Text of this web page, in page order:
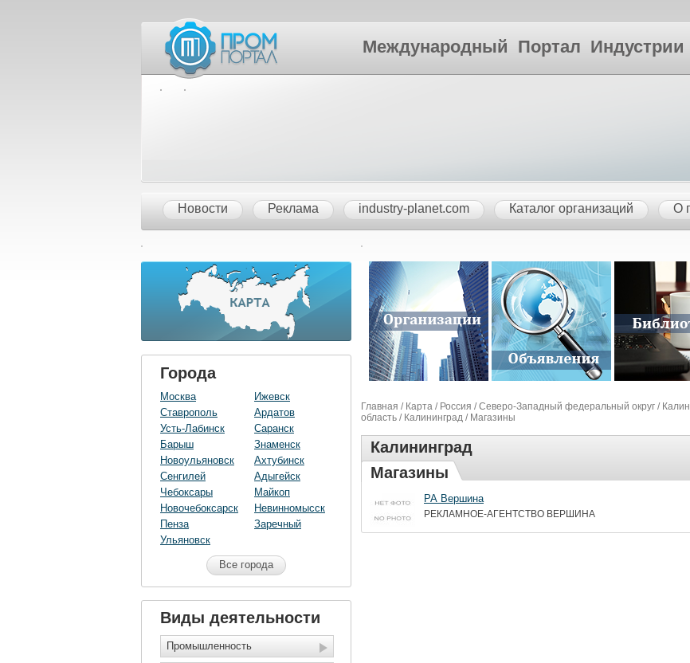
Международный Портал Индустрии
Новости Реклама industry-planet.com Каталог организаций О
Города
Москва
Ставрополь
Усть-Лабинск
Барыш
Новоульяновск
Сенгилей
Чебоксары
Новочебоксарск
Пенза
Ульяновск
Ижевск
Ардатов
Саранск
Знаменск
Ахтубинск
Адыгейск
Майкоп
Невинномысск
Заречный
Все города
Виды деятельности
Промышленность
Главная / Карта / Россия /Северо-Западный федеральный округ /
область / Калининград / Магазины
Калининград
Магазины
РА Вершина
РЕКЛАМНОЕ-АГЕНТСТВО ВЕРШИНА